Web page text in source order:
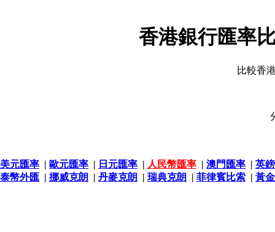
香港銀行匯率
比較香
美元匯率 | 歐元匯率 | 日元匯率 | 人民幣匯率 | 澳門匯率 | 英
泰幣外匯 | 挪威克朗 | 丹麥克朗 | 瑞典克朗 | 菲律賓比索 | 黃